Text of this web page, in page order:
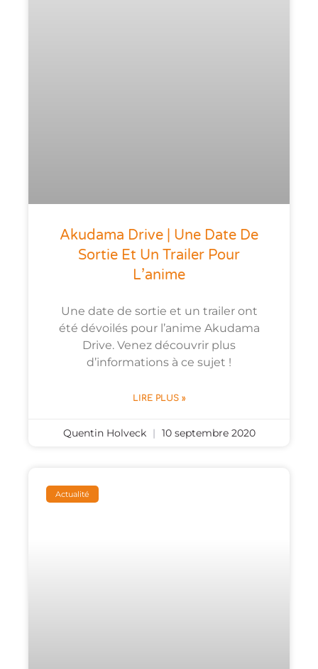
Akudama Drive | Une Date De
Sortie Et Un Trailer Pour
L’anime
Une date de sortie et un trailer ont
été dévoilés pour l’anime Akudama
Drive. Venez découvrir plus
d’informations à ce sujet !
LIRE PLUS »
Quentin Holveck 10 septembre 2020
Actualité